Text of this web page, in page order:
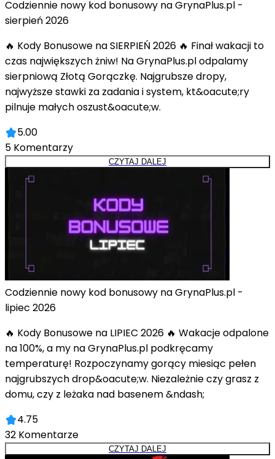
Codziennie nowy kod bonusowy na GrynaPlus.pl -
sierpień 2026
🔥 Kody Bonusowe na SIERPIEŃ 2026 🔥 Finał wakacji to
czas największych żniw! Na GrynaPlus.pl odpalamy
sierpniową Złotą Gorączkę. Najgrubsze dropy,
najwyższe stawki za zadania i system, kt&oacute;ry
pilnuje małych oszust&oacute;w.
5.00
5 Komentarzy
CZYTAJ DALEJ
Codziennie nowy kod bonusowy na GrynaPlus.pl -
lipiec 2026
🔥 Kody Bonusowe na LIPIEC 2026 🔥 Wakacje odpalone
na 100%, a my na GrynaPlus.pl podkręcamy
temperaturę! Rozpoczynamy gorący miesiąc pełen
najgrubszych drop&oacute;w. Niezależnie czy grasz z
domu, czy z leżaka nad basenem &ndash;
4.75
32 Komentarze
CZYTAJ DALEJ